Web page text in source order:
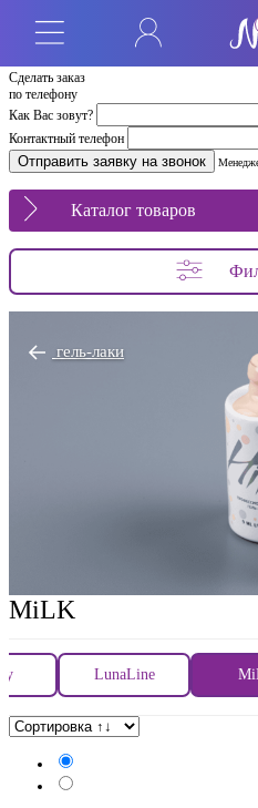
Сделать заказ
по телефону
Как Вас зовут?
Контактный телефон
Каталог товаров
гель-лаки
MiLK
LunaLine